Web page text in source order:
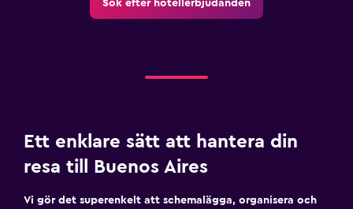
Sök efter hotellerbjudanden
Ett enklare sätt att hantera din
resa till Buenos Aires
Vi gör det superenkelt att schemalägga, organisera och